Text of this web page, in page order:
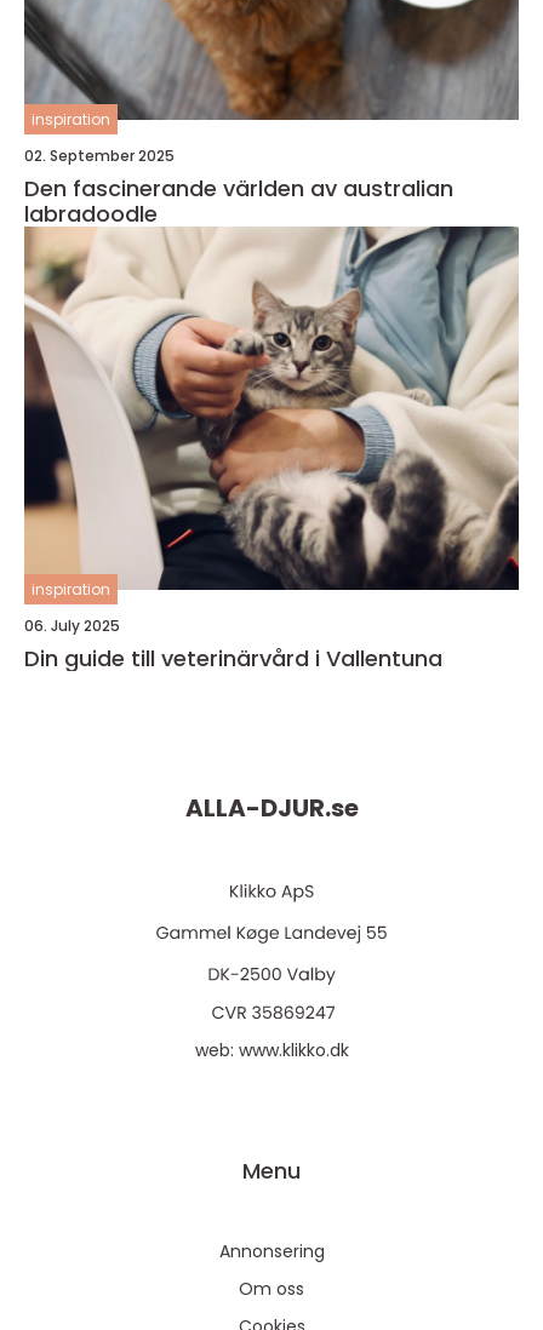
inspiration
02. September 2025
Den fascinerande världen av australian
labradoodle
inspiration
06. July 2025
Din guide till veterinärvård i Vallentuna
ALLA-DJUR.se
web: www.klikko.dk
Menu
Annonsering
Om oss